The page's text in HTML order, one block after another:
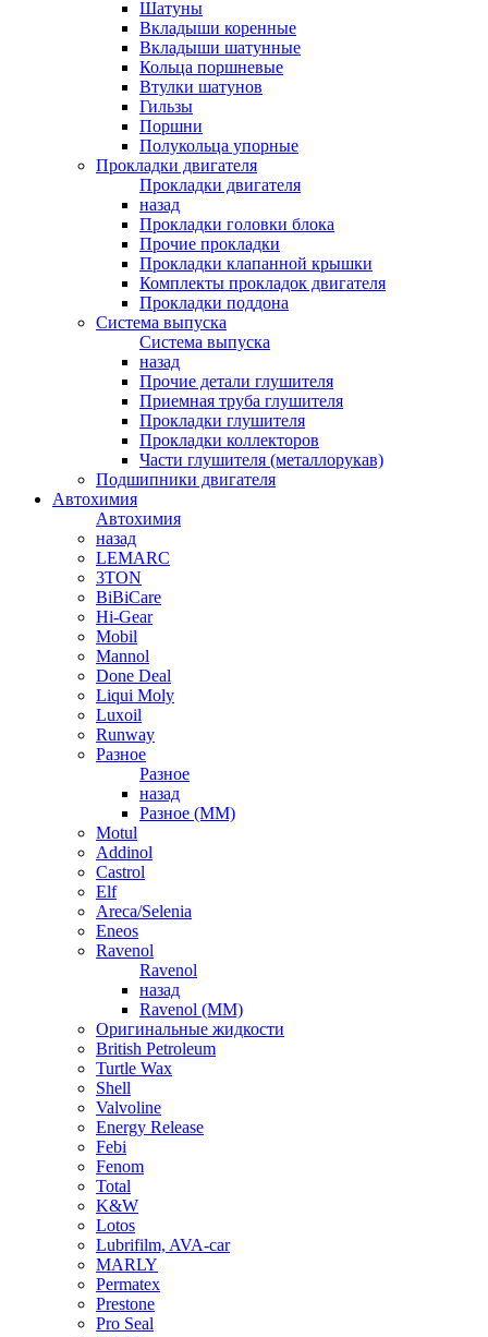
Шатуны
Вкладыши коренные
Вкладыши шатунные
Кольца поршневые
Втулки шатунов
Гильзы
Поршни
Полукольца упорные
Прокладки двигателя
Прокладки двигателя
назад
Прокладки головки блока
Прочие прокладки
Прокладки клапанной крышки
Комплекты прокладок двигателя
Прокладки поддона
Система выпуска
Система выпуска
назад
Прочие детали глушителя
Приемная труба глушителя
Прокладки глушителя
Прокладки коллекторов
Части глушителя (металлорукав)
Подшипники двигателя
Автохимия
Автохимия
назад
LEMARC
3TON
BiBiCare
Hi-Gear
Mobil
Mannol
Done Deal
Liqui Moly
Luxoil
Runway
Разное
Разное
назад
Разное (ММ)
Motul
Addinol
Castrol
Elf
Areca/Selenia
Eneos
Ravenol
Ravenol
назад
Ravenol (ММ)
Оригинальные жидкости
British Petroleum
Turtle Wax
Shell
Valvoline
Energy Release
Febi
Fenom
Total
K&W
Lotos
Lubrifilm, AVA-car
MARLY
Permatex
Prestone
Pro Seal